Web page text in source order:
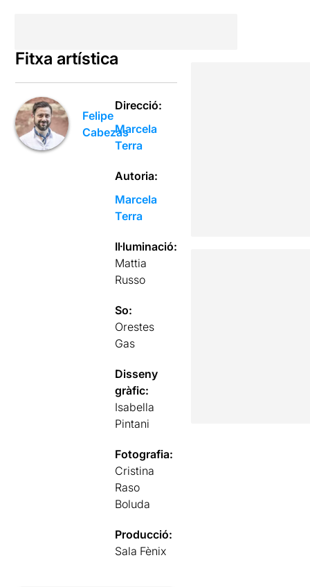
Fitxa artística
Felipe
Cabezas
Direcció:
Marcela
Terra
Autoria:
Marcela
Terra
Il·luminació:
Mattia
Russo
So:
Orestes
Gas
Disseny
gràfic:
Isabella
Pintani
Fotografia:
Cristina
Raso
Boluda
Producció:
Sala Fènix